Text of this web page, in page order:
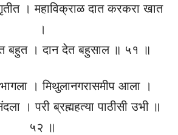
। महाविक्राळ दात करकरा खात
।
बहुत । दान देत बहुसाल ॥ ५१ ॥
भागला । मिथुलानगरासमीप आला ।
। परी ब्रह्महत्या पाठीसी उभी ॥
५२ ॥